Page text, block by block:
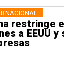
restringe
a EEUU y